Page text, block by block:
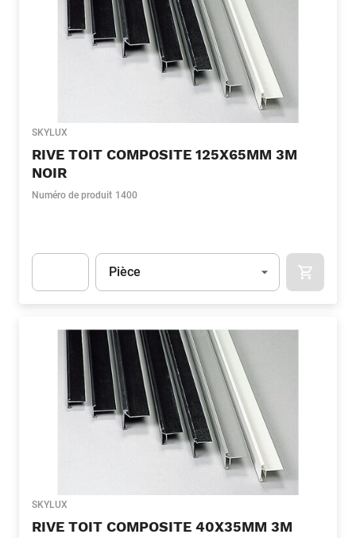
SKYLUX
RIVE TOIT COMPOSITE 125X65MM 3M
NOIR
Numéro de produit 1400
Unité
Pièce
SKYLUX
RIVE TOIT COMPOSITE 40X35MM 3M